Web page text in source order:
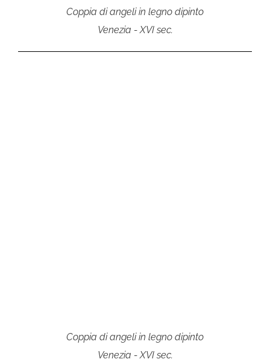
Coppia di angeli in legno dipinto
Venezia - XVI sec.
Coppia di angeli in legno dipinto
Venezia - XVI sec.